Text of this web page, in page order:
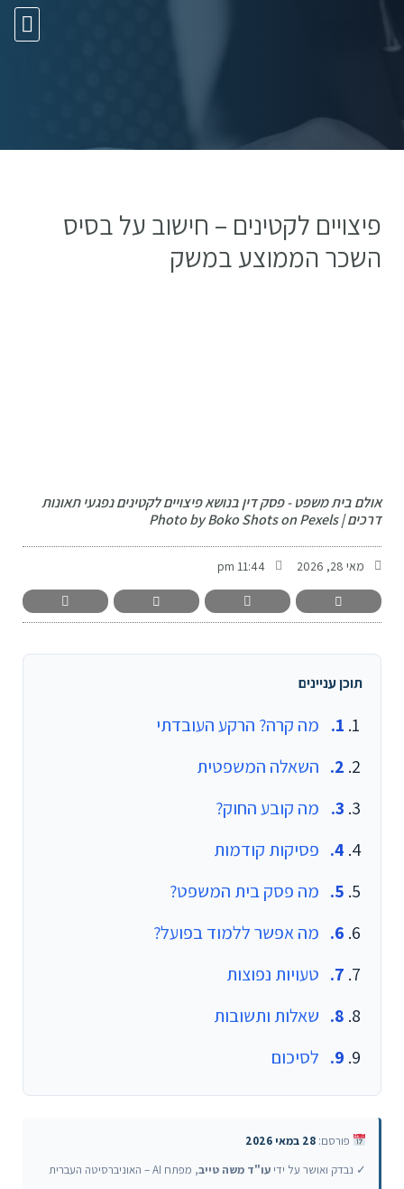
פיצויים לקטינים – חישוב על בסיס
השכר הממוצע במשק
אולם בית משפט - פסק דין בנושא פיצויים לקטינים נפגעי תאונות
דרכים | Photo by Boko Shots on Pexels
מאי 28, 2026 11:44 pm
תוכן עניינים
מה קרה? הרקע העובדתי
השאלה המשפטית
מה קובע החוק?
פסיקות קודמות
מה פסק בית המשפט?
מה אפשר ללמוד בפועל?
טעויות נפוצות
שאלות ותשובות
לסיכום
פורסם: 28 במאי 2026
✓ נבדק ואושר על ידי עו"ד משה טייב, מפתח AI – האוניברסיטה העברית